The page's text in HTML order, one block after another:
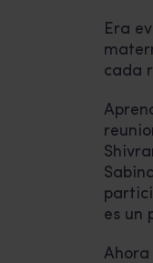
Era
cada
es un
Ahora